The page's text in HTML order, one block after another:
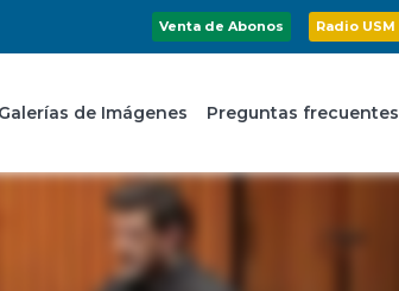
Venta de Abonos Radio USM
Galerías de Imágenes Preguntas frecuentes